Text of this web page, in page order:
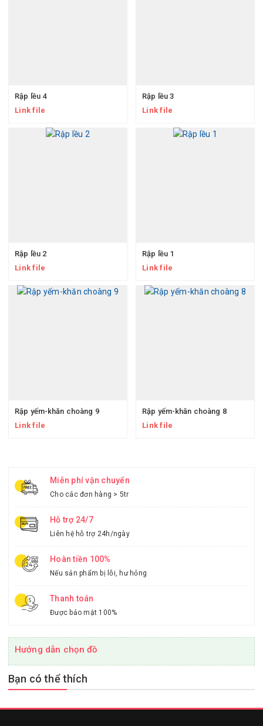
Rập lều 4
Link file
Rập lều 3
Link file
Rập lều 2
Link file
Rập lều 1
Link file
Rập yếm-khăn choàng 9
Link file
Rập yếm-khăn choàng 8
Link file
Miễn phí vận chuyển
Cho các đơn hàng > 5tr
Hỗ trợ 24/7
Liên hệ hỗ trợ 24h/ngày
Hoàn tiền 100%
Nếu sản phẩm bị lỗi, hư hỏng
Thanh toán
Được bảo mật 100%
Hướng dẫn chọn đồ
Bạn có thể thích